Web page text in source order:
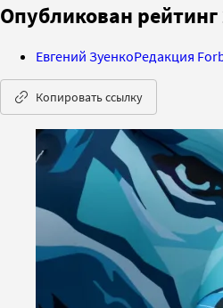
Опубликован
Евгений ЗуенкоРедакция
Копировать ссылку